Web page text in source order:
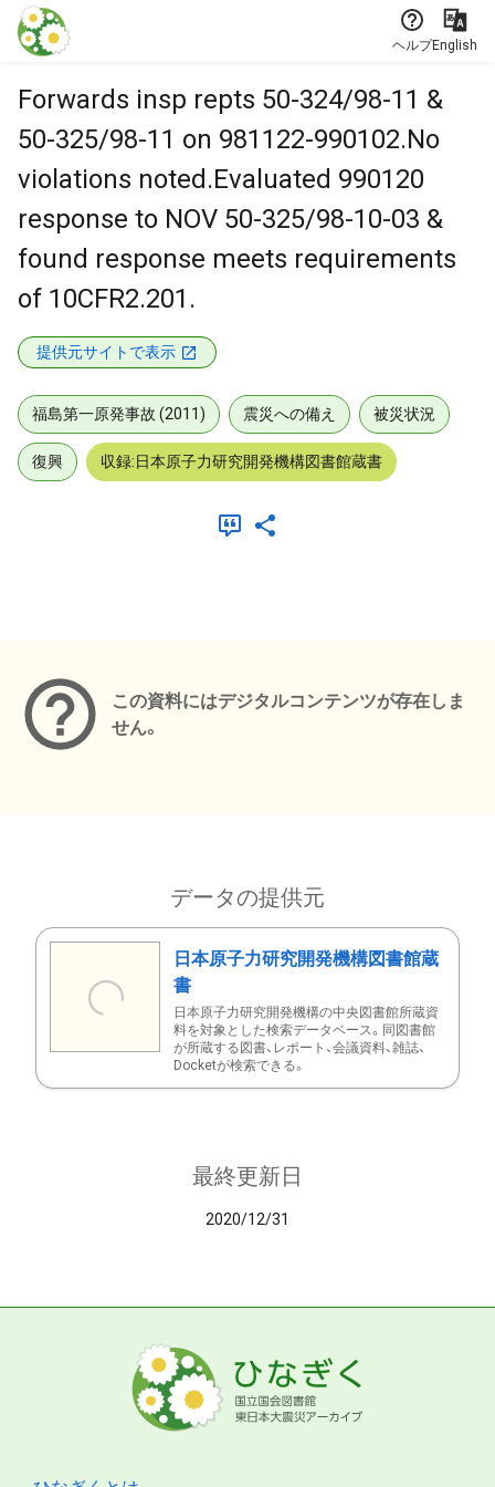
本文に飛ぶ
ヘルプEnglish
Forwards insp repts 50-324/98-11 &
50-325/98-11 on 981122-990102.No
violations noted.Evaluated 990120
response to NOV 50-325/98-10-03 &
found response meets requirements
of 10CFR2.201.
提供元サイトで表示
福島第一原発事故 (2011) 震災への備え 被災状況
復興 収録:日本原子力研究開発機構図書館蔵書
この資料にはデジタルコンテンツが存在しま
せん。
データの提供元
日本原子力研究開発機構図書館蔵
書
日本原子力研究開発機構の中央図書館所蔵資
料を対象とした検索データベース。同図書館
が所蔵する図書、レポート、会議資料、雑誌、
Docketが検索できる。
最終更新日
2020/12/31